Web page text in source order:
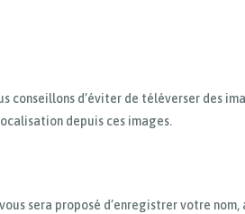
conseillons d’éviter de téléverser des
depuis ces images.
sera proposé d’enregistrer votre